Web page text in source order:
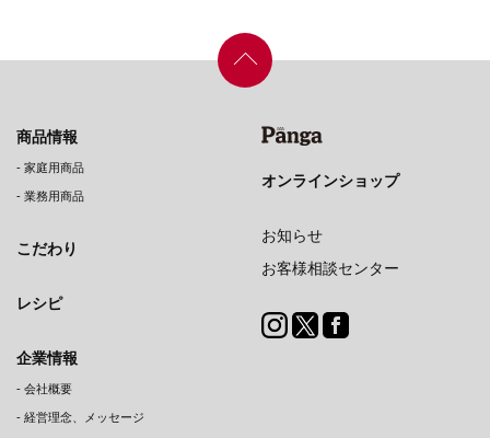
商品情報
- 家庭用商品
- 業務用商品
こだわり
レシピ
企業情報
- 会社概要
- 経営理念、メッセージ
オンラインショップ
お知らせ
お客様相談センター